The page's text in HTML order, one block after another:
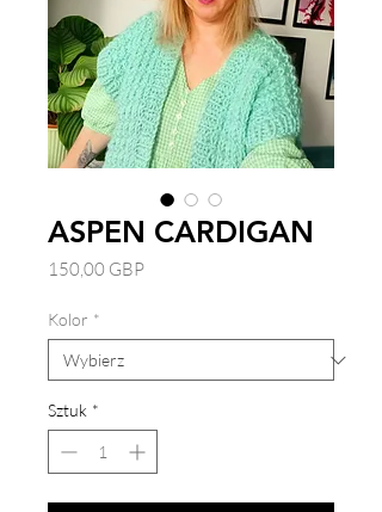
ASPEN CARDIGAN
150,00 GBPCena
Kolor *
Sztuk *